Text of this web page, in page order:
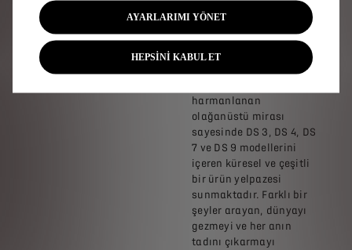
hedefleyen üst sınıf bir
markadır. DS
Automobiles, 1955 DS
örneğiyle ortaya koyulan
harmanlanan
olağanüstü mirası
sayesinde DS 3, DS 4, DS
7 ve DS 9 modellerini
içeren küresel ve çeşitli
bir ürün yelpazesi
sunmaktadır. Farklı bir
şeyler arayan, dünyayı
gezmeyi ve her anın
tadını çıkarmayı
AYARLARIMI YÖNET
HEPSİNİ KABUL ET